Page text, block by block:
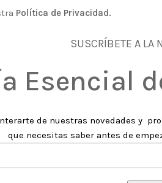
Política de Privacidad.
SUSCRÍBETE A LA
Esencial
de nuestras novedades y
que necesitas saber antes de